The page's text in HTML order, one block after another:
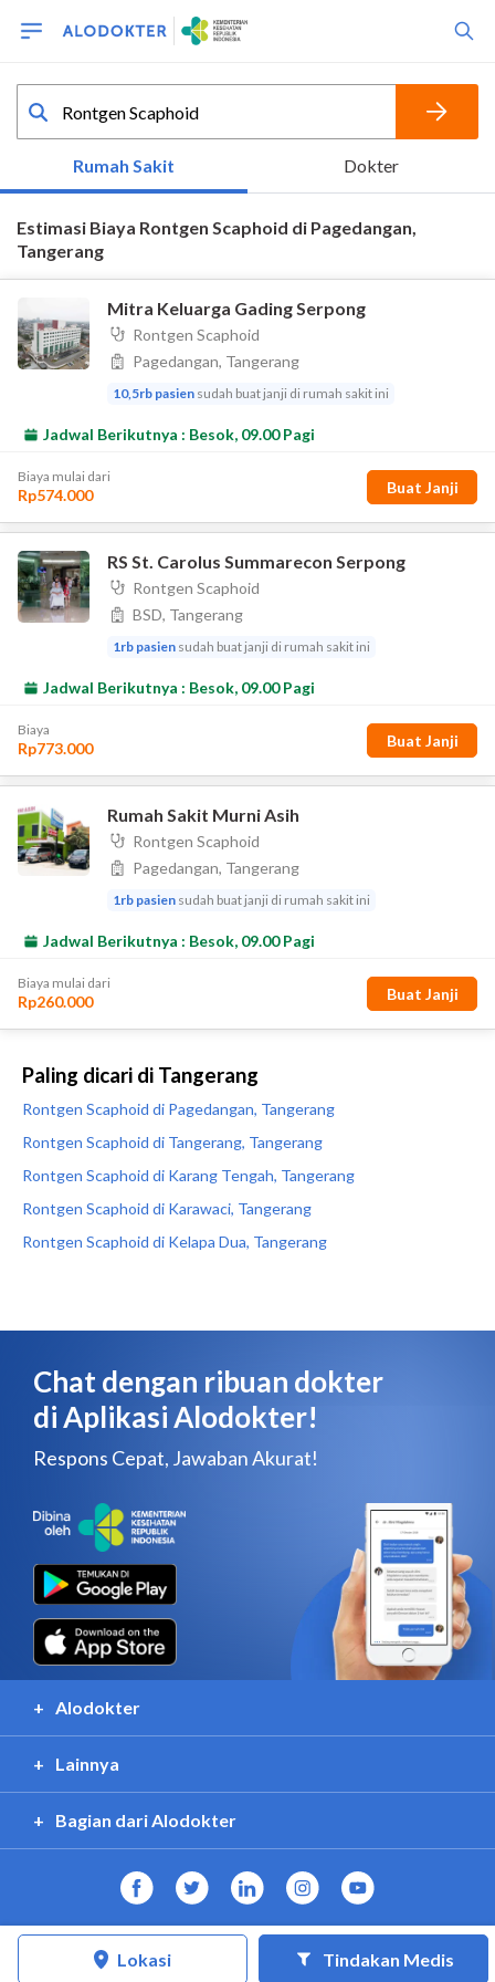
Paling dicari di Tangerang
Rontgen Scaphoid di Pagedangan, Tangerang
Rontgen Scaphoid di Tangerang, Tangerang
Rontgen Scaphoid di Karang Tengah, Tangerang
Rontgen Scaphoid di Karawaci, Tangerang
Rontgen Scaphoid di Kelapa Dua, Tangerang